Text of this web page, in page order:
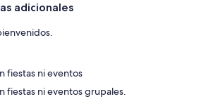
adicionales
fiestas ni eventos
fiestas ni eventos grupales.